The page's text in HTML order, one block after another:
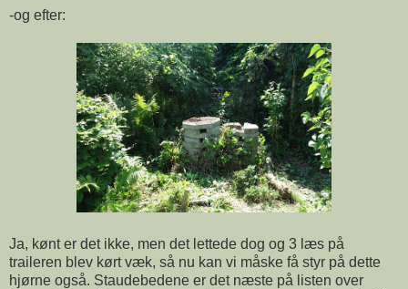
-og efter:
Ja, kønt er det ikke, men det lettede dog og 3 læs på
traileren blev kørt væk, så nu kan vi måske få styr på dette
hjørne også. Staudebedene er det næste på listen over